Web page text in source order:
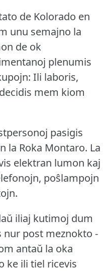
de Kolorado en
unu semajno la
de ok
plenumis
Ili laboris,
mem kiom
pasigis
la Roka Montaro. La
elektran lumon kaj
poŝlampojn
iliaj kutimoj dum
nur post meznokto -
antaŭ la oka
ke ili tiel ricevis